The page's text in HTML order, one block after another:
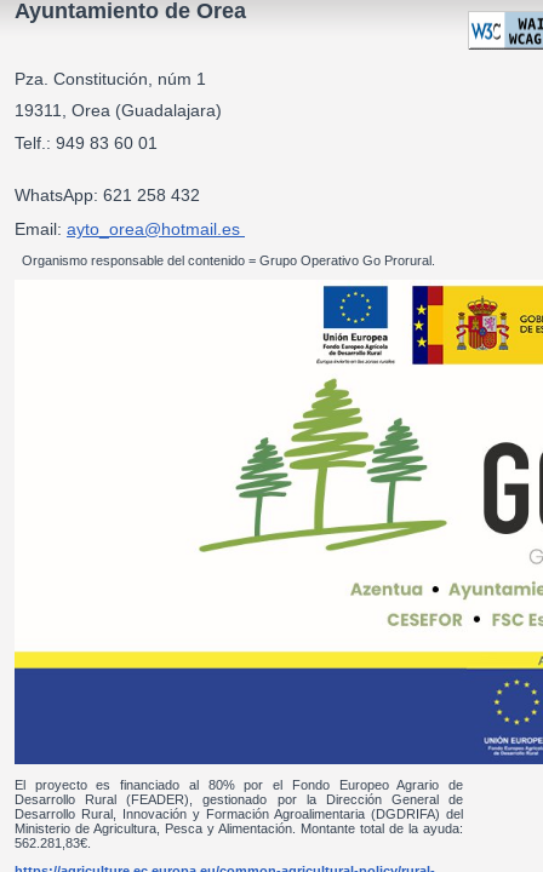
Ayuntamiento de Orea
Pza. Constitución, núm 1
19311, Orea (Guadalajara)
Telf.: 949 83 60 01
WhatsApp: 621 258 432
Email: ayto_orea@hotmail.es
Organismo responsable del contenido = Grupo Operativo Go Prorural.
El proyecto es financiado al 80% por el Fondo Europeo Agrario de
Desarrollo Rural (FEADER), gestionado por la Dirección General de
Desarrollo Rural, Innovación y Formación Agroalimentaria (DGDRIFA) del
Ministerio de Agricultura, Pesca y Alimentación. Montante total de la ayuda:
562.281,83€.